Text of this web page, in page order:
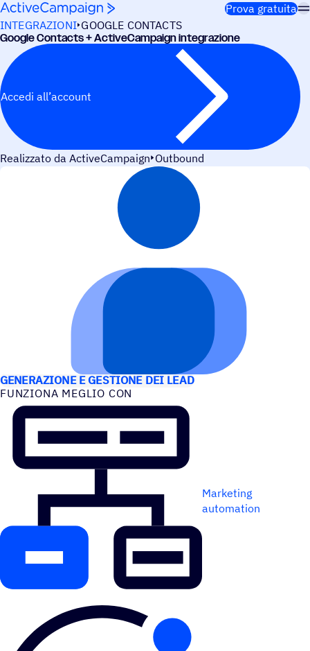
Salta al contenuto
Prova gratuita
INTEGRAZIONI GOOGLE CONTACTS
Google Contacts + ActiveCampaign integrazione
Accedi all’account
Realizzato da ActiveCampaign Outbound
GENERAZIONE E GESTIONE DEI LEAD
FUNZIONA MEGLIO CON
Marketing
automation